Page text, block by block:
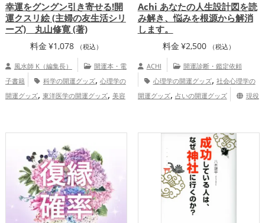
幸運をグングン引き寄せる!開
運クスリ絵 (主婦の友生活シリ
ーズ) 丸山修寛 (著)
料金 ¥1,078 （税込）
風水師 K（編集長）
開運本・電
子書籍
科学の開運グッズ, 心理学の
開運グッズ, 東洋医学の開運グッズ, 美容
Achi あなたの人生設計図を読
み解き、悩みを根源から解消
します。
料金 ¥2,500 （税込）
ACHI
開運診断・鑑定依頼
心理学の開運グッズ, 社会心理学の
開運グッズ, 占いの開運グッズ
現役